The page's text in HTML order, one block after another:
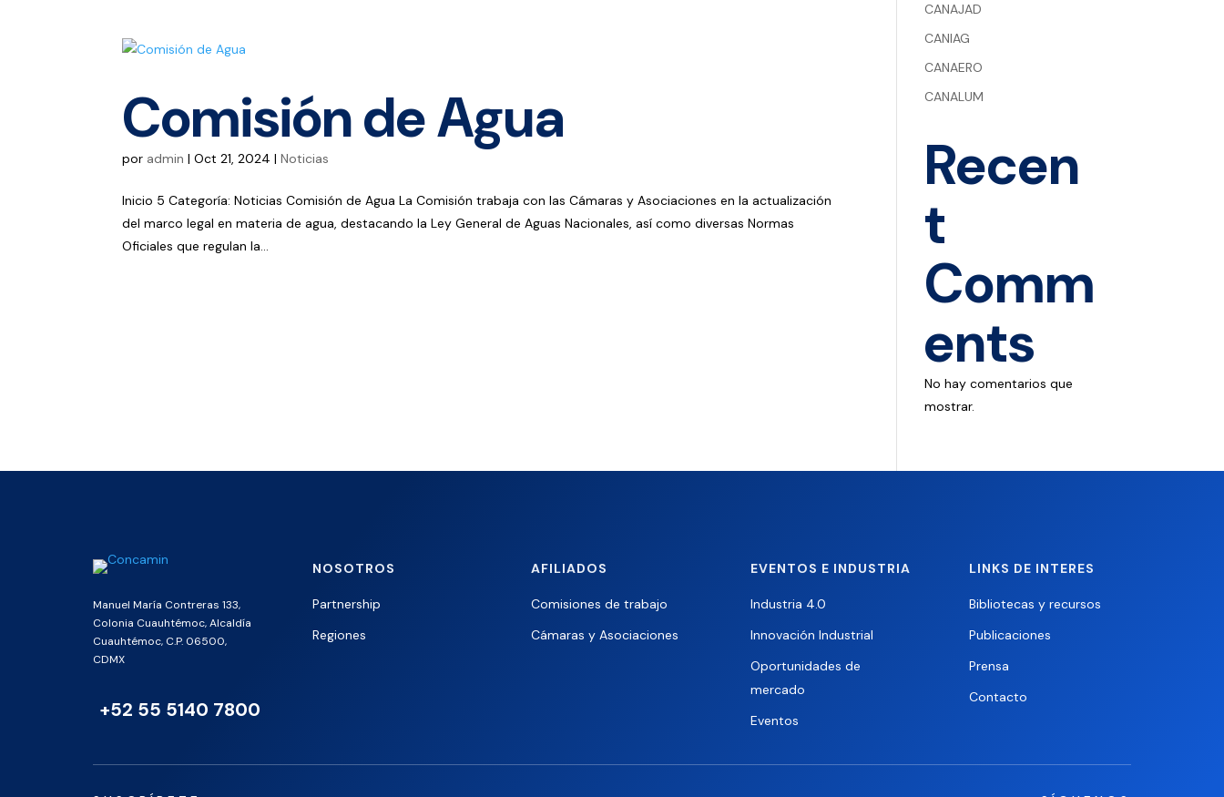
Comisión de Agua
por admin |Oct 21, 2024 |Noticias
Inicio 5 Categoría: Noticias Comisión de Agua La Comisión trabaja con las Cámaras y Asociaciones en la actualización
del marco legal en materia de agua, destacando la Ley General de Aguas Nacionales, así como diversas Normas
Oficiales que regulan la...
CANAJAD
CANIAG
CANAERO
CANALUM
Recen
t
Comm
ents
No hay comentarios que
mostrar.
Manuel María Contreras 133,
Colonia Cuauhtémoc, Alcaldía
Cuauhtémoc, C.P. 06500,
CDMX
+52 55 5140 7800
NOSOTROS
Partnership
Regiones
AFILIADOS
Comisiones de trabajo
Cámaras y Asociaciones
EVENTOS E INDUSTRIA
Industria 4.0
Innovación Industrial
Oportunidades de
mercado
Eventos
LINKS DE INTERES
Bibliotecas y recursos
Publicaciones
Prensa
Contacto